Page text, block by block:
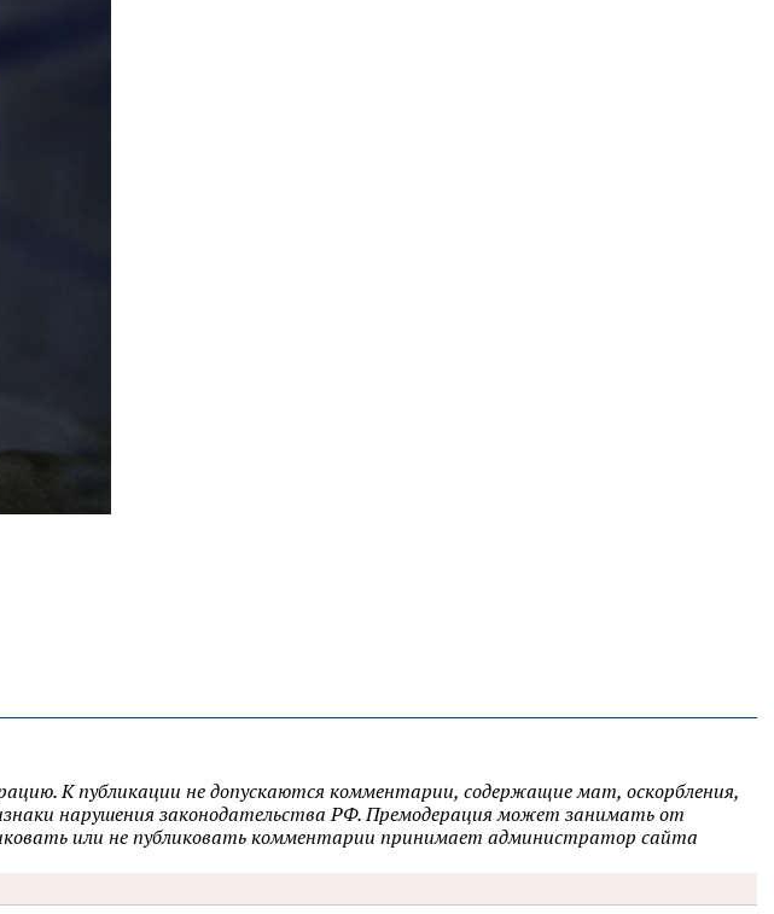
К публикации не допускаются комментарии, содержащие мат, оскорбления,
нарушения законодательства РФ. Премодерация может занимать от
или не публиковать комментарии принимает администратор сайта